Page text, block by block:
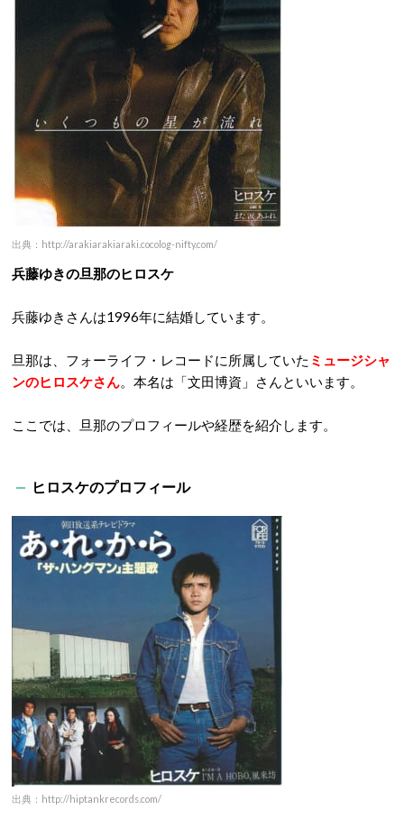
出典：http://arakiarakiaraki.cocolog-nifty.com/
兵藤ゆきの旦那のヒロスケ
兵藤ゆきさんは1996年に結婚しています。
旦那は、フォーライフ・レコードに所属していた ミュージシャ
ンのヒロスケさん。本名は「文田博資」さんといいます。
ここでは、旦那のプロフィールや経歴を紹介します。
ヒロスケのプロフィール
出典：http://hiptankrecords.com/